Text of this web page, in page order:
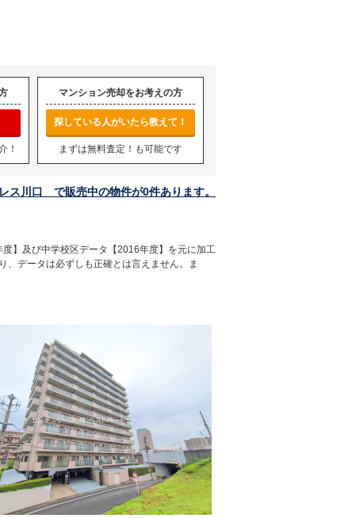
！
マンション売却をお考えの方
探している人がいたら教えて！
まずは無料査定！も可能です
ス川口 で販売中の物件が0件あります。
】及び中学校区データ【2016年度】を元に加工
、データは必ずしも正確とは言えません。ま